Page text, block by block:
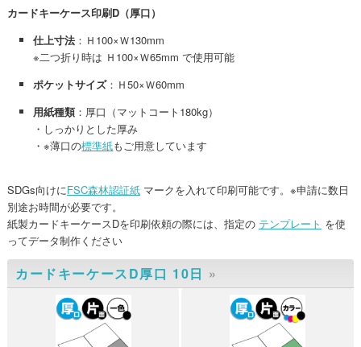
カードキーケース印刷D（厚口）
仕上寸法 ：Ｈ100×Ｗ130mm
※二つ折り時は Ｈ100×Ｗ65mm で使用可能
ポケットサイズ：Ｈ50×Ｗ60mm
用紙種類 ：厚口（マットコート180kg）
・しっかりとした厚み
・※薄口の標準紙もご用意しています
SDGs向けにFSC森林認証紙マークを入れて印刷可能です。※申請に数日
別途お時間が必要です。
紙製カードキーケースDを印刷依頼の際には、指定の テンプレート を使
ってデータ制作ください
カードキーケースD厚口 10日 »